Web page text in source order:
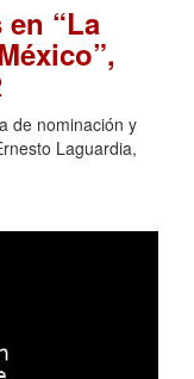
“La
de nominación y
Laguardia,